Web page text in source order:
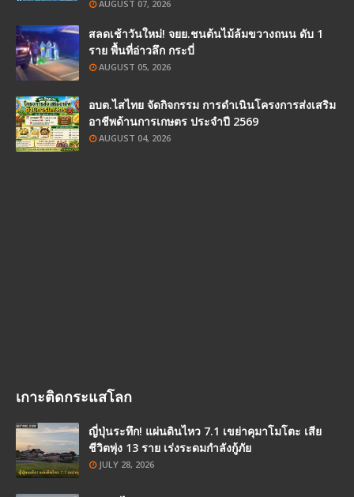
AUGUST 07, 2026
สลดเช้าวันใหม่! จยย.ชนต้นไม้ล้มขวางถนน ดับ 1
ราย พื้นที่อ่าวลึก กระบี่
AUGUST 05, 2026
อบต.ไสไทย จัดกิจกรรม การดำเนินโครงการส่งเสริม
อาชีพด้านการเกษตร ประจำปี 2569
AUGUST 04, 2026
เกาะติดกระแสโลก
ญี่ปุ่นระทึก! แผ่นดินไหว 7.1 เขย่าคุมาโมโตะ เสีย
ชีวิตพุ่ง 13 ราย เร่งระดมกำลังกู้ภัย
JULY 28, 2026